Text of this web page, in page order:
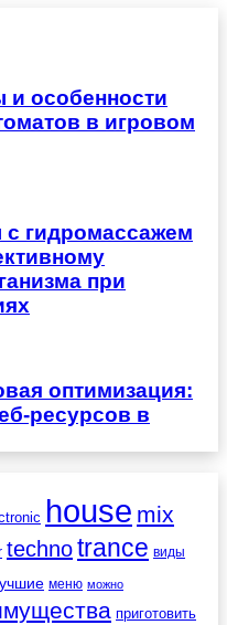
особенности
в игровом
гидромассажем
при
оптимизация:
ресурсов в
house mix
technotrance виды
меню можно
приготовить